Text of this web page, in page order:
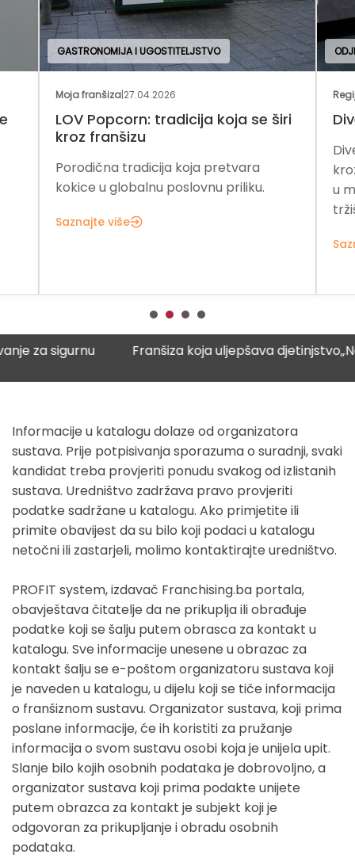
GASTRONOMIJA I UGOSTITELJSTVO
Moja franšiza|27.04.2026
LOV Popcorn: tradicija koja se širi
kroz franšizu
Porodična tradicija koja pretvara
kokice u globalnu poslovnu priliku.
Saznajte više
u
sigurnu Franšiza koja uljepšava djetinjstvo
Informacije u katalogu dolaze od organizatora
sustava. Prije potpisivanja sporazuma o suradnji, svaki
kandidat treba provjeriti ponudu svakog od izlistanih
sustava. Uredništvo zadržava pravo provjeriti
podatke sadržane u katalogu. Ako primjetite ili
primite obavijest da su bilo koji podaci u katalogu
netočni ili zastarjeli, molimo kontaktirajte uredništvo.
PROFIT system, izdavač Franchising.ba portala,
obavještava čitatelje da ne prikuplja ili obrađuje
podatke koji se šalju putem obrasca za kontakt u
katalogu. Sve informacije unesene u obrazac za
kontakt šalju se e-poštom organizatoru sustava koji
je naveden u katalogu, u dijelu koji se tiče informacija
o franšiznom sustavu. Organizator sustava, koji prima
poslane informacije, će ih koristiti za pružanje
informacija o svom sustavu osobi koja je unijela upit.
Slanje bilo kojih osobnih podataka je dobrovoljno, a
organizator sustava koji prima podakte unijete
putem obrazca za kontakt je subjekt koji je
odgovoran za prikupljanje i obradu osobnih
podataka.